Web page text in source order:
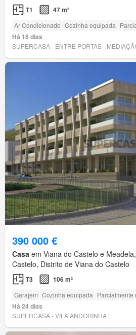
T1 47 m²
Ar Condicionado Cozinha equipada
Há 18 dias
390 000 €
Casa em Viana do Castelo e
Castelo, Distrito de Viana do Castelo
T3 106 m²
Garajem Cozinha equipada Parcialmente
Há 24 dias
SUPERCASA - VILA ANDORINHA